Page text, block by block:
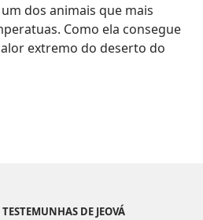
dos animais que mais
Como ela consegue
extremo do deserto do
DE JEOVÁ